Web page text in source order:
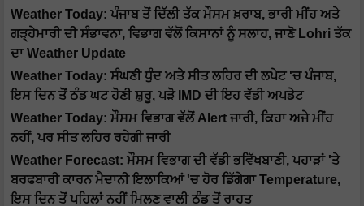
Weather Today: ਪੰਜਾਬ ਤੋਂ ਦਿੱਲੀ ਤੱਕ ਮੌਸਮ ਖ਼ਰਾਬ, ਭਾਰੀ ਮੀਂਹ ਅਤੇ
ਗੜ੍ਹੇਮਾਰੀ ਦੀ ਸੰਭਾਵਨਾ, ਵਿਭਾਗ ਵੱਲੋਂ ਕਿਸਾਨਾਂ ਨੂੰ ਸਲਾਹ, ਜਾਣੋ Lohri ਤੱਕ
ਦਾ Weather Update
Weather Today: ਸੰਘਣੀ ਧੁੰਦ ਅਤੇ ਸੀਤ ਲਹਿਰ ਦੀ ਲਪੇਟ 'ਚ ਪੰਜਾਬ,
ਇਸ ਦਿਨ ਤੋਂ ਠੰਡ ਘਟ ਹੋਣੀ ਸ਼ੁਰੂ, ਪੜੋ IMD ਦੀ ਇਹ ਵੱਡੀ ਅਪਡੇਟ
Weather Today: ਮੌਸਮ ਵਿਭਾਗ ਵੱਲੋਂ Alert ਜਾਰੀ, ਕਿਹਾ ਅਜੇ ਮੀਂਹ
ਨਹੀਂ, ਪਰ ਸੀਤ ਲਹਿਰ ਰਹੇਗੀ ਜਾਰੀ
Weather Forecast: ਮੌਸਮ ਵਿਭਾਗ ਦੀ ਵੱਡੀ ਭਵਿੱਖਬਾਣੀ, ਪਹਾੜਾਂ 'ਤੇ
ਬਰਫਬਾਰੀ ਕਾਰਨ ਮੈਦਾਨੀ ਇਲਾਕਿਆਂ 'ਚ ਹੋਰ ਡਿੱਗੇਗਾ Temperature,
ਇਸ ਦਿਨ ਤੋਂ ਪਹਿਲਾਂ ਨਹੀਂ ਮਿਲਣ ਵਾਲੀ ਠੰਡ ਤੋਂ ਰਾਹਤ